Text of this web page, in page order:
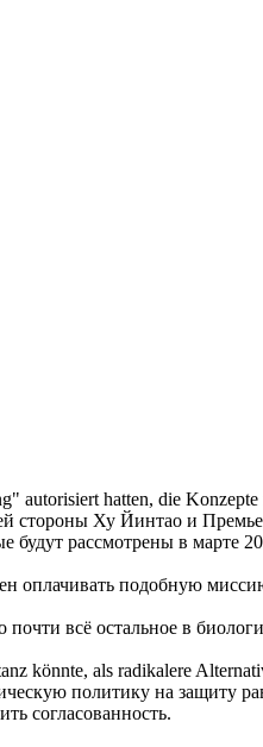
autorisierthatten, die
стороны Ху Йинтао и
рассмотрены в марте
оплачивать подобную
всё остальное в
könnte, als radikalere
политику на защиту
согласованность.